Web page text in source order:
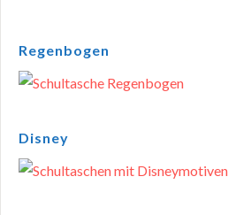
Regenbogen
Disney